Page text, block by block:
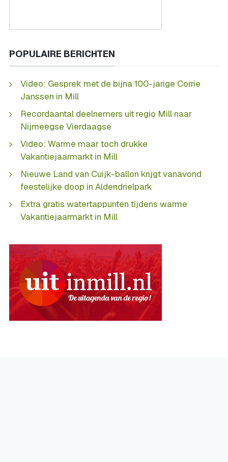
POPULAIRE BERICHTEN
Video: Gesprek met de bijna 100-jarige Corrie
Janssen in Mill
Recordaantal deelnemers uit regio Mill naar
Nijmeegse Vierdaagse
Video: Warme maar toch drukke
Vakantiejaarmarkt in Mill
Nieuwe Land van Cuijk-ballon krijgt vanavond
feestelijke doop in Aldendrielpark
Extra gratis watertappunten tijdens warme
Vakantiejaarmarkt in Mill